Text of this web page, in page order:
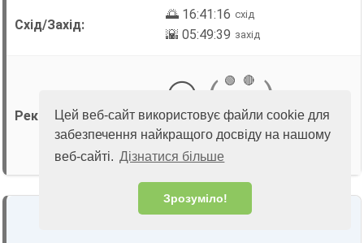
Цей веб-сайт використовує файли cookie для
забезпечення найкращого досвіду на нашому
веб-сайті. Дізнатися більше
Зрозуміло!
🌅 16:41:16 схід
🌇 05:49:39 захід
⚪ ( 🟢
🔴
)
25